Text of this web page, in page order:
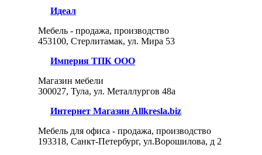
Идеал
Мебель - продажа, производство
453100, Стерлитамак, ул. Мира 53
Империя ТПК ООО
Магазин мебели
300027, Тула, ул. Металлургов 48а
Интернет Магазин Allkresla.biz
Мебель для офиса - продажа, производство
193318, Санкт-Петербург, ул.Ворошилова, д 2